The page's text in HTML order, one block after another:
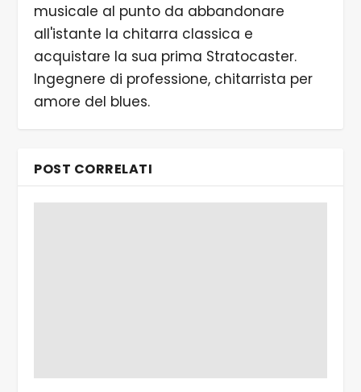
musicale al punto da abbandonare
all'istante la chitarra classica e
acquistare la sua prima Stratocaster.
Ingegnere di professione, chitarrista per
amore del blues.
POST CORRELATI